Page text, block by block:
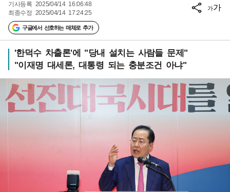
기사등록 2025/04/14 16:06:48
최종수정 2025/04/14 17:24:25
구글에서 선호하는 매체로 추가
가가
'한덕수 차출론'에 "당내 설치는 사람들 문제"
"이재명 대세론, 대통령 되는 충분조건 아냐"